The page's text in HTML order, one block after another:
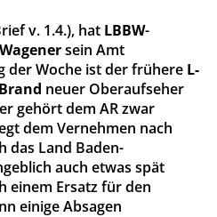
v. 1.4.), hat LBBW-
sein Amt
der Woche ist der frühere L-
neuer Oberaufseher
gehört dem AR zwar
dem Vernehmen nach
das Land Baden-
auch etwas spät
einem Ersatz für den
einige Absagen